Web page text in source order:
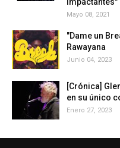
impactantes"
Mayo 08, 2021
"Dame un
Rawayana
Junio 04, 2023
[Crónica]
en su único
Enero 27, 2023